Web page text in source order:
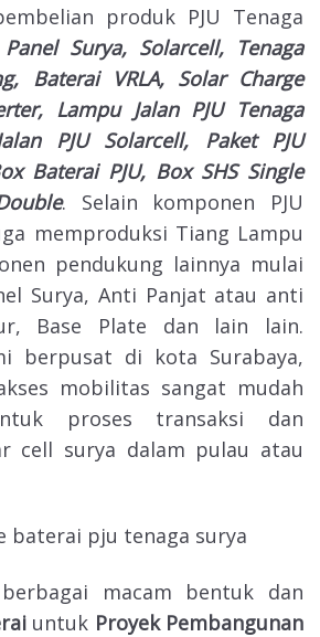
produk PJU Tenaga
Panel Surya, Solarcell, Tenaga
Baterai VRLA, Solar Charge
Lampu Jalan PJU Tenaga
PJU Solarcell, Paket PJU
Baterai PJU, Box SHS Single
. Selain komponen PJU
memproduksi Tiang Lampu
pendukung lainnya mulai
Surya, Anti Panjat atau anti
Base Plate dan lain lain.
berpusat di kota Surabaya,
mobilitas sangat mudah
proses transaksi dan
cell surya dalam pulau atau
macam bentuk dan
untuk Proyek Pembangunan